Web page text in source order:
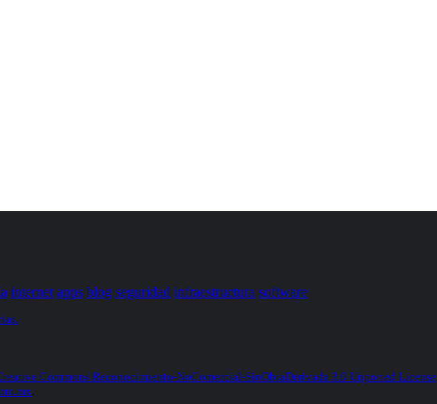
internet apps blog seguridad infraestructura software
Commons Reconocimiento-NoComercial-SinObraDerivada 3.0 Unported License